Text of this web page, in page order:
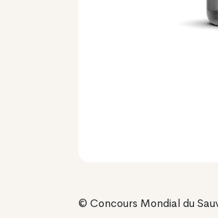
© Concours Mondial du